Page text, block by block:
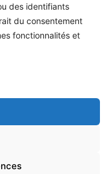
des identifiants
du consentement
fonctionnalités et